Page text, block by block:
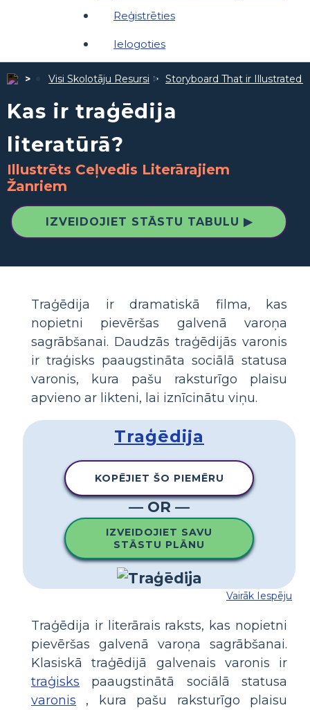
Reģistrēties
Ielogoties
Visi Skolotāju Resursi Storyboard That ir Illustrated
Kas ir traģēdija
literatūrā?
Illustrēts Ceļvedis Literārajiem
Žanriem
IZVEIDOJIET STĀSTU TABULU ▶
Traģēdija ir dramatiskā filma, kas
nopietni pievēršas galvenā varoņa
sagrābšanai. Daudzās traģēdijās varonis
ir traģisks paaugstināta sociālā statusa
varonis, kura pašu raksturīgo plaisu
apvieno ar likteni, lai iznīcinātu viņu.
Traģēdija
KOPĒJIET ŠO PIEMĒRU
— OR —
IZVEIDOJIET SAVU
STĀSTU PLĀNU
Vairāk Iespēju
Traģēdija ir literārais raksts, kas nopietni
pievēršas galvenā varoņa sagrābšanai.
Klasiskā traģēdijā galvenais varonis ir
traģisks paaugstinātā sociālā statusa
varonis , kura pašu raksturīgo plaisu